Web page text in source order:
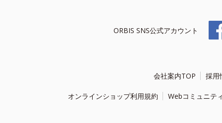
ORBIS SNS公式アカウント
会社案内TOP 採用
オンラインショップ利用規約 Webコミュニテ